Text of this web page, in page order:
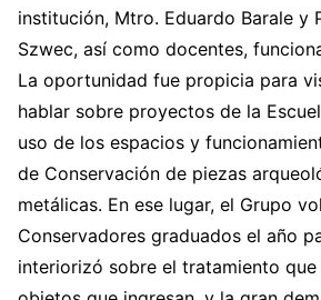
institución, Mtro. Eduardo Barale y
Szwec, así como docentes,
La oportunidad fue propicia para
hablar sobre proyectos de la
uso de los espacios y
de Conservación de piezas
metálicas. En ese lugar, el Grupo
Conservadores graduados el año
interiorizó sobre el tratamiento que